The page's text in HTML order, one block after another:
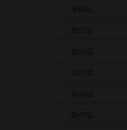
第60話
第57話
第54話
第51話
第48話
第45話